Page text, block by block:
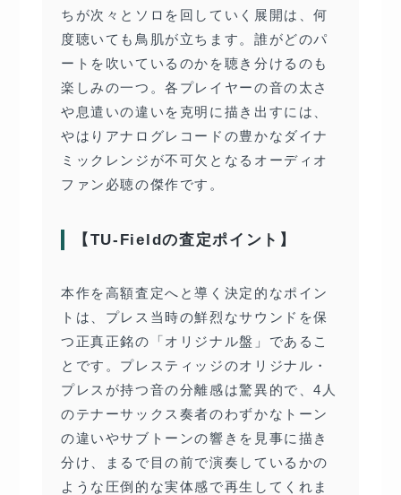
ちが次々とソロを回していく展開は、何
度聴いても鳥肌が立ちます。誰がどのパ
ートを吹いているのかを聴き分けるのも
楽しみの一つ。各プレイヤーの音の太さ
や息遣いの違いを克明に描き出すには、
やはりアナログレコードの豊かなダイナ
ミックレンジが不可欠となるオーディオ
ファン必聴の傑作です。
【TU-Fieldの査定ポイント】
本作を高額査定へと導く決定的なポイン
トは、プレス当時の鮮烈なサウンドを保
つ正真正銘の「オリジナル盤」であるこ
とです。プレスティッジのオリジナル・
プレスが持つ音の分離感は驚異的で、4人
のテナーサックス奏者のわずかなトーン
の違いやサブトーンの響きを見事に描き
分け、まるで目の前で演奏しているかの
ような圧倒的な実体感で再生してくれま